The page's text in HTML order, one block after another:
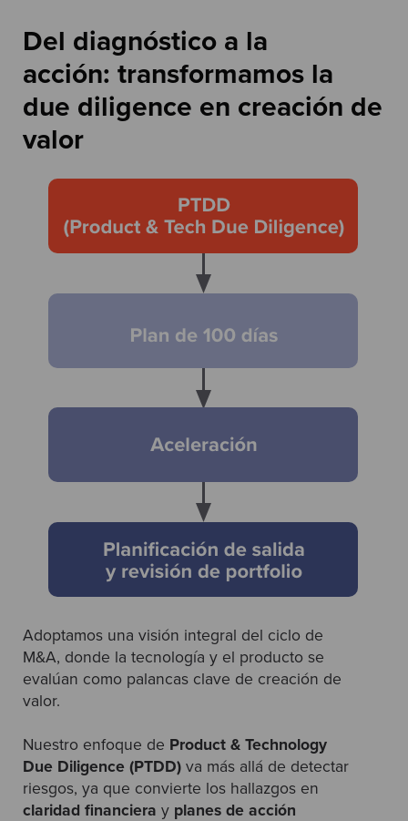
Del diagnóstico a la
acción: transformamos la
due diligence en creación de
valor
Adoptamos una visión integral del ciclo de
M&A, donde la tecnología y el producto se
evalúan como palancas clave de creación de
valor.
Nuestro enfoque de Product & Technology
Due Diligence (PTDD) va más allá de detectar
riesgos, ya que convierte los hallazgos en
claridad financiera y planes de acción